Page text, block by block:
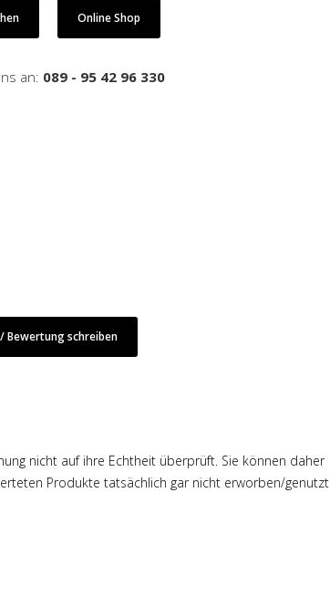
Online Shop
an: 089 - 95 42 96 330
Bewertung schreiben
nicht auf ihre Echtheit überprüft. Sie können daher
Produkte tatsächlich gar nicht erworben/genutzt